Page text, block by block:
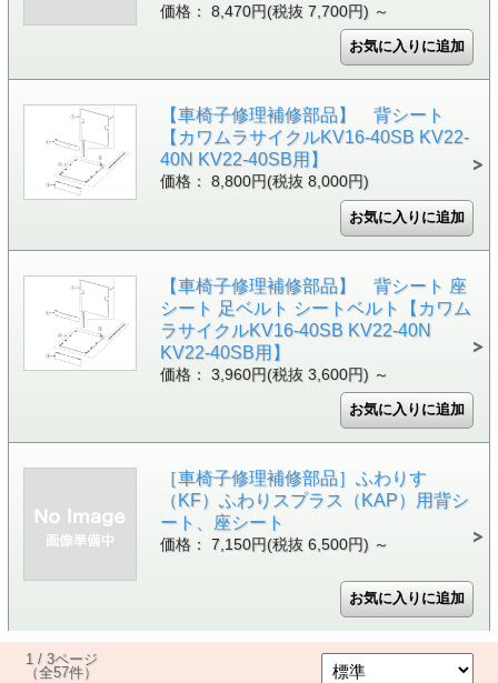
価格： 8,470円(税抜 7,700円) ～
【車椅子修理補修部品】 背シート
【カワムラサイクルKV16-40SB KV22-
40N KV22-40SB用】
価格： 8,800円(税抜 8,000円)
【車椅子修理補修部品】 背シート 座
シート 足ベルト シートベルト【カワム
ラサイクルKV16-40SB KV22-40N
KV22-40SB用】
価格： 3,960円(税抜 3,600円) ～
［車椅子修理補修部品］ふわりす
（KF）ふわりスプラス（KAP）用背シ
ート、座シート
価格： 7,150円(税抜 6,500円) ～
1 / 3ページ
（全57件）